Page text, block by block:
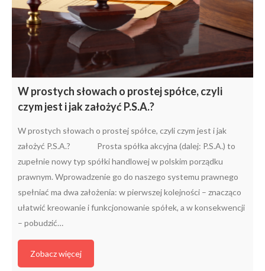
W prostych słowach o prostej spółce, czyli
czym jest i jak założyć P.S.A.?
W prostych słowach o prostej spółce, czyli czym jest i jak
założyć P.S.A.? Prosta spółka akcyjna (dalej: P.S.A.) to
zupełnie nowy typ spółki handlowej w polskim porządku
prawnym. Wprowadzenie go do naszego systemu prawnego
spełniać ma dwa założenia: w pierwszej kolejności – znacząco
ułatwić kreowanie i funkcjonowanie spółek, a w konsekwencji
– pobudzić…
Zobacz więcej